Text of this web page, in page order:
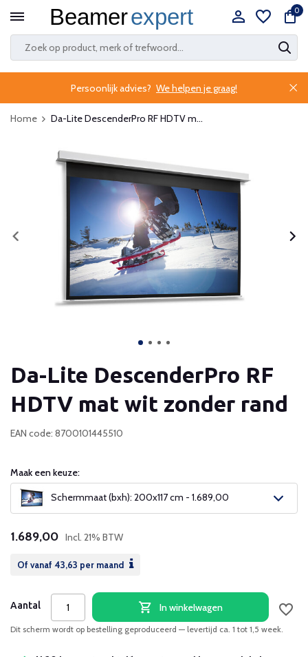
0
Persoonlijk advies? We helpen je graag!
Home Da-Lite DescenderPro RF HDTV m...
Da-Lite DescenderPro RF
HDTV mat wit zonder rand
EAN code: 8700101445510
Maak een keuze:
Schermmaat (bxh): 200x117 cm - 1.689,00
1.689,00 Incl. 21% BTW
Of vanaf 43,63 per maand
Aantal In winkelwagen
Dit scherm wordt op bestelling geproduceerd — levertijd ca. 1 tot 1,5 week.